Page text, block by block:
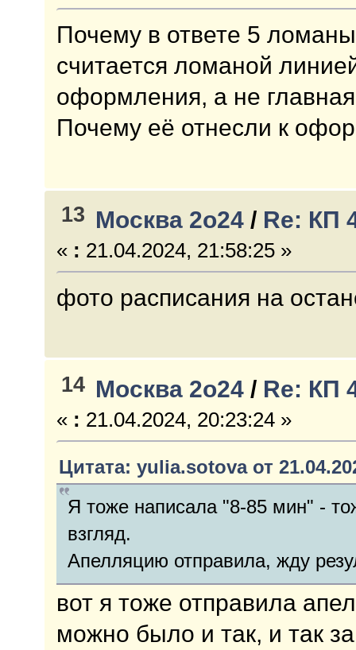
Почему в ответе 5
считается ломаной
оформления, а не
Почему её отнесли к
13 Москва 2о24 / Re: КП
« : 21.04.2024, 21:58:25 »
фото расписания на
14 Москва 2о24 / Re: КП
« : 21.04.2024, 20:23:24 »
Цитата: yulia.sotova от
Я тоже написала "8-85 мин" -
взгляд.
Апелляцию отправила, жду
вот я тоже отправила
можно было и так, и так